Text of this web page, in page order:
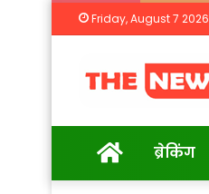
Friday, August 7 2026
Homeब्रेकिंग